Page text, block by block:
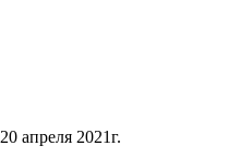
20 апреля 2021г.